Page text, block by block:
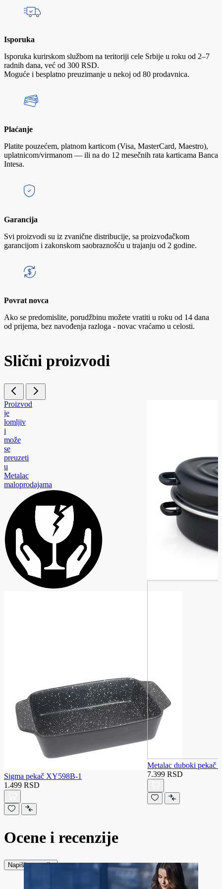
Isporuka
Isporuka kurirskom službom na teritoriji cele Srbije u roku od 2–7
radnih dana, već od 300 RSD.
Moguće i besplatno preuzimanje u nekoj od 80 prodavnica.
Plaćanje
Platite pouzećem, platnom karticom (Visa, MasterCard, Maestro),
uplatnicom/virmanom — ili na do 12 mesečnih rata karticama Banca
Intesa.
Garancija
Svi proizvodi su iz zvanične distribucije, sa proizvođačkom
garancijom i zakonskom saobraznošću u trajanju od 2 godine.
Povrat novca
Ako se predomislite, porudžbinu možete vratiti u roku od 14 dana
od prijema, bez navođenja razloga - novac vraćamo u celosti.
Slični proizvodi
Proizvod
je
lomljiv
i
može
se
preuzeti
u
Metalac
maloprodajama
Sigma pekač XY598B-1
1.499 RSD
Metalac duboki pekač
7.399 RSD
Ocene i recenzije
Napiši recenziju